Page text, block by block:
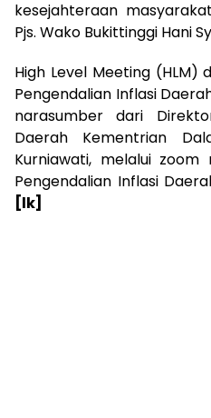
kesejahteraan
Pjs. Wako Bukittinggi Hani
High Level Meeting (HLM)
Pengendalian Inflasi
narasumber dari
Daerah Kementrian
Kurniawati, melalui zoom
Pengendalian Inflasi
[lk]